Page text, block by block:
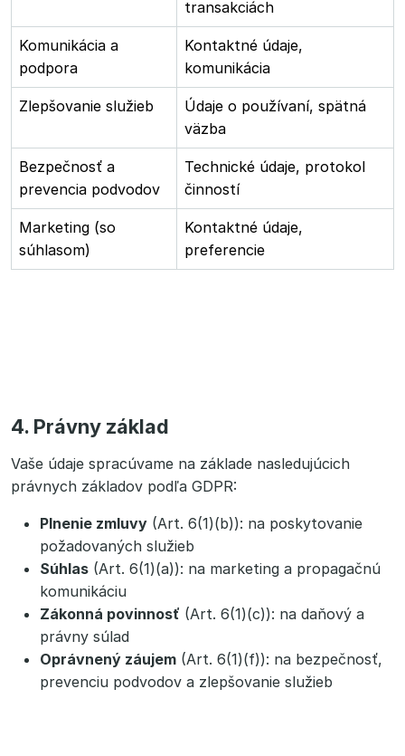
transakciách
Komunikácia a
podpora
Kontaktné údaje,
komunikácia
Zlepšovanie služieb
Údaje o používaní, spätná
väzba
Bezpečnosť a
prevencia podvodov
Technické údaje, protokol
činností
Marketing (so
súhlasom)
Kontaktné údaje,
preferencie
4. Právny základ
Vaše údaje spracúvame na základe nasledujúcich
právnych základov podľa GDPR:
Plnenie zmluvy (Art. 6(1)(b)): na poskytovanie
požadovaných služieb
Súhlas (Art. 6(1)(a)): na marketing a propagačnú
komunikáciu
Zákonná povinnosť (Art. 6(1)(c)): na daňový a
právny súlad
Oprávnený záujem (Art. 6(1)(f)): na bezpečnosť,
prevenciu podvodov a zlepšovanie služieb